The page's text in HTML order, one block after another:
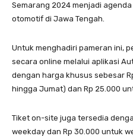
Semarang 2024 menjadi
otomotif di Jawa Tengah.
Untuk menghadiri pameran ini,
secara online melalui aplikasi
dengan harga khusus sebesar
hingga Jumat) dan Rp 25.000
Tiket on-site juga tersedia
weekday dan Rp 30.000 untuk